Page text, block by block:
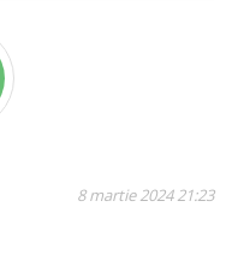
8 martie 2024 21:23